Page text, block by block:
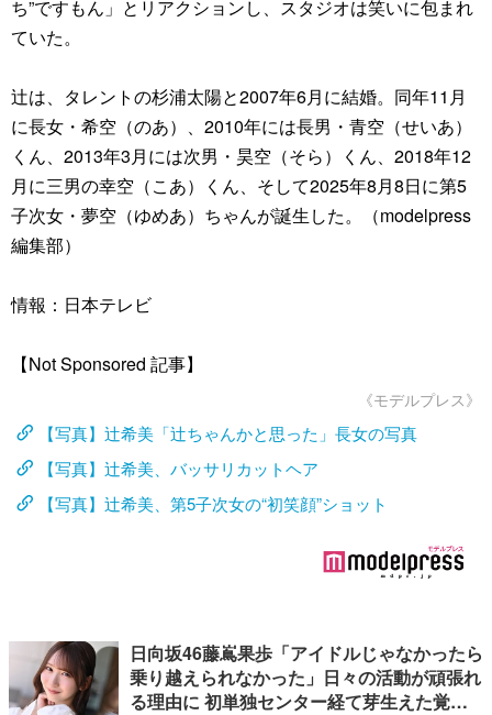
ち”ですもん」とリアクションし、スタジオは笑いに包まれ
ていた。
辻は、タレントの杉浦太陽と2007年6月に結婚。同年11月
に長女・希空（のあ）、2010年には長男・青空（せいあ）
くん、2013年3月には次男・昊空（そら）くん、2018年12
月に三男の幸空（こあ）くん、そして2025年8月8日に第5
子次女・夢空（ゆめあ）ちゃんが誕生した。（modelpress
編集部）
情報：日本テレビ
【Not Sponsored 記事】
《モデルプレス》
【写真】辻希美「辻ちゃんかと思った」長女の写真
【写真】辻希美、バッサリカットヘア
【写真】辻希美、第5子次女の“初笑顔”ショット
日向坂46藤嶌果歩「アイドルじゃなかったら
乗り越えられなかった」日々の活動が頑張れ
る理由に 初単独センター経て芽生えた覚悟